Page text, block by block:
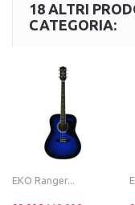
18 ALTRI
CATEGORIA:
EKO Ranger...